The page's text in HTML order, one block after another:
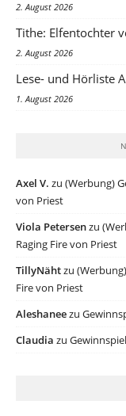
2. August 2026
Tithe: Elfentochter
2. August 2026
Lese- und Hörliste
1. August 2026
Axel V. zu (Werbung)
von Priest
Viola Petersenzu
Raging Fire von Priest
TillyNähtzu
Fire von Priest
Aleshaneezu
Claudia zu